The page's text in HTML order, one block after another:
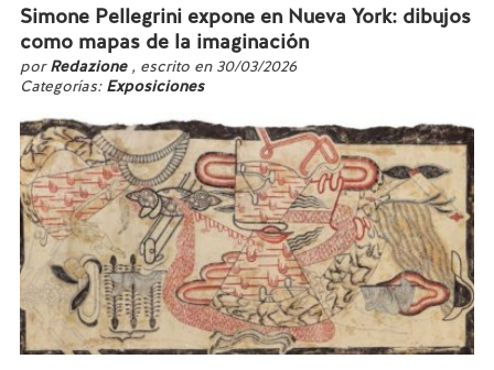
Simone Pellegrini expone en Nueva York: dibujos
como mapas de la imaginación
porRedazione , escrito en 30/03/2026
Categorías: Exposiciones